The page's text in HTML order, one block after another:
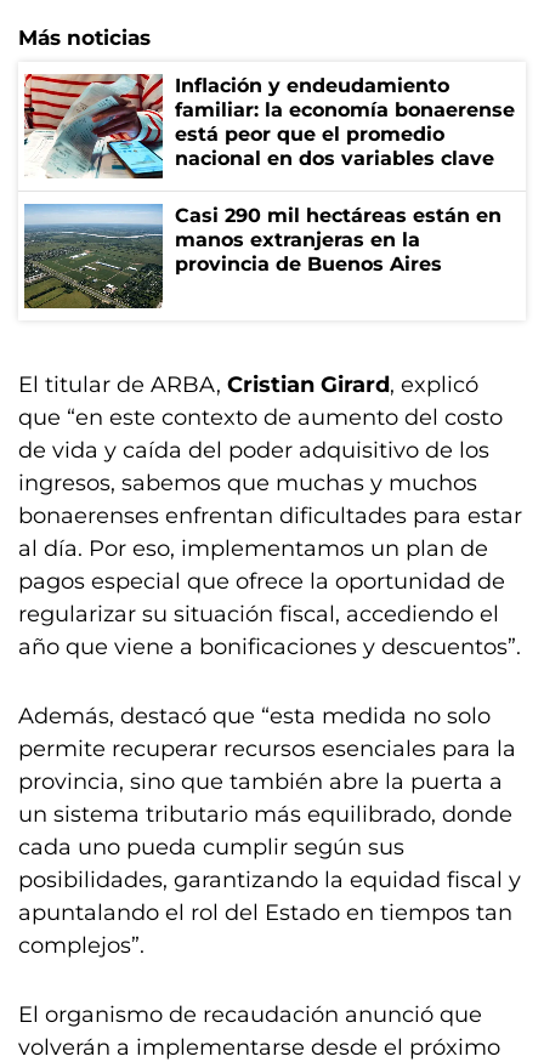
Más noticias
Inflación y endeudamiento
familiar: la economía bonaerense
está peor que el promedio
nacional en dos variables clave
Casi 290 mil hectáreas están en
manos extranjeras en la
provincia de Buenos Aires
El titular de ARBA, Cristian Girard, explicó
que “en este contexto de aumento del costo
de vida y caída del poder adquisitivo de los
ingresos, sabemos que muchas y muchos
bonaerenses enfrentan dificultades para estar
al día. Por eso, implementamos un plan de
pagos especial que ofrece la oportunidad de
regularizar su situación fiscal, accediendo el
año que viene a bonificaciones y descuentos”.
Además, destacó que “esta medida no solo
permite recuperar recursos esenciales para la
provincia, sino que también abre la puerta a
un sistema tributario más equilibrado, donde
cada uno pueda cumplir según sus
posibilidades, garantizando la equidad fiscal y
apuntalando el rol del Estado en tiempos tan
complejos”.
El organismo de recaudación anunció que
volverán a implementarse desde el próximo